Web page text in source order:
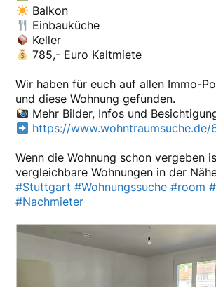
Balkon
Einbauküche
Keller
785,- Euro Kaltmiete
Wir haben für euch auf allen Immo-
und diese Wohnung gefunden.
Mehr Bilder, Infos und
https://
Wenn die Wohnung schon vergeben
vergleichbare Wohnungen in der
#Stuttgart #Wohnungssuche #room
#Nachmieter